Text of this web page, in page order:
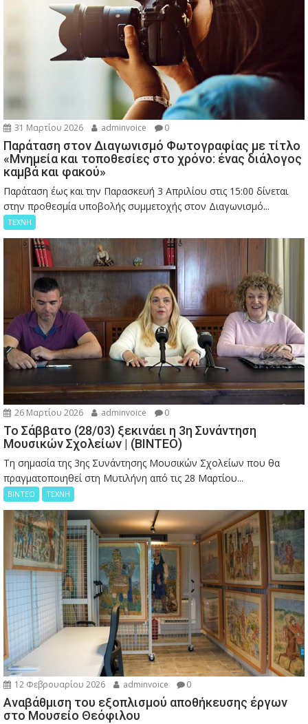
31 Μαρτίου 2026 adminvoice 0
Παράταση στον Διαγωνισμό Φωτογραφίας με τίτλο
«Μνημεία και τοποθεσίες στο χρόνο: ένας διάλογος
καμβά και φακού»
Παράταση έως και την Παρασκευή 3 Απριλίου στις 15:00 δίνεται
στην προθεσμία υποβολής συμμετοχής στον Διαγωνισμό...
ΤΕΧΝΗ
26 Μαρτίου 2026 adminvoice 0
Το Σάββατο (28/03) ξεκινάει η 3η Συνάντηση
Μουσικών Σχολείων | (ΒΙΝΤΕΟ)
Τη σημασία της 3ης Συνάντησης Μουσικών Σχολείων που θα
πραγματοποιηθεί στη Μυτιλήνη από τις 28 Μαρτίου...
ΒΙΝΤΕΟ ΤΕΧΝΗ
12 Φεβρουαρίου 2026 adminvoice 0
Αναβάθμιση του εξοπλισμού αποθήκευσης έργων
στο Μουσείο Θεόφιλου